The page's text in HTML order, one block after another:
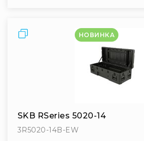
промисловості
пропозиції
Розпродаж
Порівняти НОВИНКА
SKB RSeries 5020-14
3R5020-14B-EW